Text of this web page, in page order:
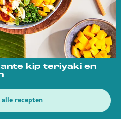
kip teriyaki en
alle recepten